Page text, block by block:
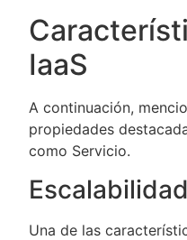
IaaS
A continuación,
propiedades
como Servicio.
Escalabilidad
Una de las